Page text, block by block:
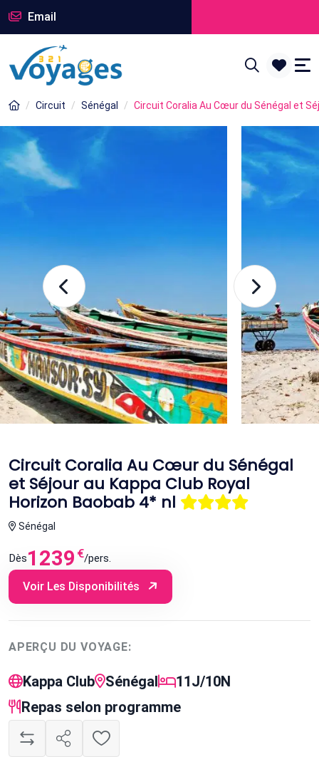
Email
Circuit Sénégal Circuit Coralia Au Cœur du Sénégal et
Circuit Coralia Au Cœur du Sénégal
et Séjour au Kappa Club Royal
Horizon Baobab 4* nl
Sénégal
Dès1239 €/pers.
Voir Les Disponibilités
APERÇU DU VOYAGE:
Kappa Club Sénégal
11J/10N
Repas selon programme